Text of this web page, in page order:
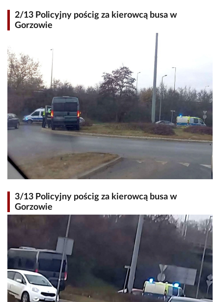
2/13 Policyjny pościg za kierowcą busa w
Gorzowie
3/13 Policyjny pościg za kierowcą busa w
Gorzowie